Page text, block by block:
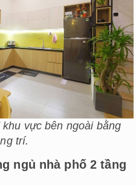
vực bên ngoài bằng
trí.
ngủ nhà phố 2 tầng